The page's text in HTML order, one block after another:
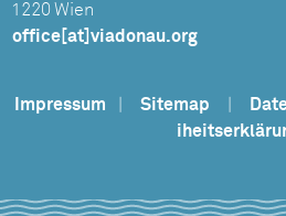
1220 Wien
office[at]viadonau.org
Impressum Sitemap